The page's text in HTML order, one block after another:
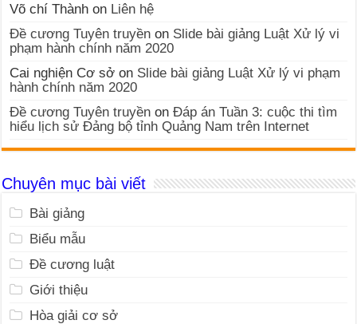
Võ chí Thành on Liên hệ
Đề cương Tuyên truyền on Slide bài giảng Luật Xử lý vi
phạm hành chính năm 2020
Cai nghiện Cơ sở on Slide bài giảng Luật Xử lý vi phạm
hành chính năm 2020
Đề cương Tuyên truyền onĐáp án Tuần 3: cuộc thi tìm
hiểu lịch sử Đảng bộ tỉnh Quảng Nam trên Internet
Chuyên mục bài viết
Bài giảng
Biểu mẫu
Đề cương luật
Giới thiệu
Hòa giải cơ sở